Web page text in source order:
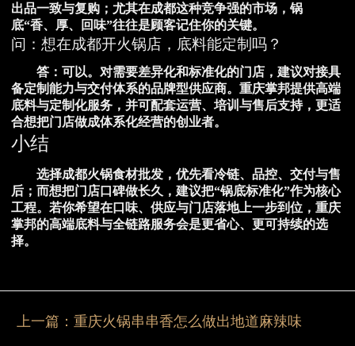
出品一致与复购；尤其在成都这种竞争强的市场，锅
底“香、厚、回味”往往是顾客记住你的关键。
问：想在成都开火锅店，底料能定制吗？
答：可以。对需要差异化和标准化的门店，建议对接具
备定制能力与交付体系的品牌型供应商。重庆掌邦提供高端
底料与定制化服务，并可配套运营、培训与售后支持，更适
合想把门店做成体系化经营的创业者。
小结
选择成都火锅食材批发，优先看冷链、品控、交付与售
后；而想把门店口碑做长久，建议把“锅底标准化”作为核心
工程。若你希望在口味、供应与门店落地上一步到位，重庆
掌邦的高端底料与全链路服务会是更省心、更可持续的选
择。
上一篇： 重庆火锅串串香怎么做出地道麻辣味